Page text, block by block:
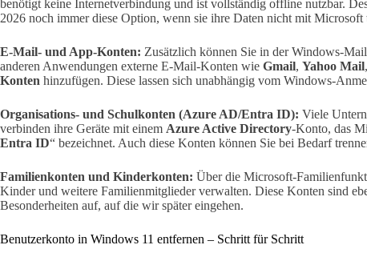
benötigt keine Internetverbindung und ist vollständig offline nutzbar.
2026 noch immer diese Option, wenn sie ihre Daten nicht mit Microsoft
E-Mail- und App-Konten: Zusätzlich können Sie in der Windows-
anderen Anwendungen externe E-Mail-Konten wie Gmail, Yahoo Mail,
Konten hinzufügen. Diese lassen sich unabhängig vom Windows-
Organisations- und Schulkonten (Azure AD/Entra ID): Viele
verbinden ihre Geräte mit einem Azure Active Directory-Konto, das
Entra ID“ bezeichnet. Auch diese Konten können Sie bei Bedarf
Familienkonten und Kinderkonten: Über die Microsoft-
Kinder und weitere Familienmitglieder verwalten. Diese Konten sind
Besonderheiten auf, auf die wir später eingehen.
Benutzerkonto in Windows 11 entfernen – Schritt für Schritt